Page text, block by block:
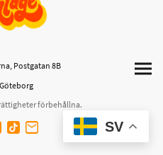
Postgatan 8B
förbehållna.
SV